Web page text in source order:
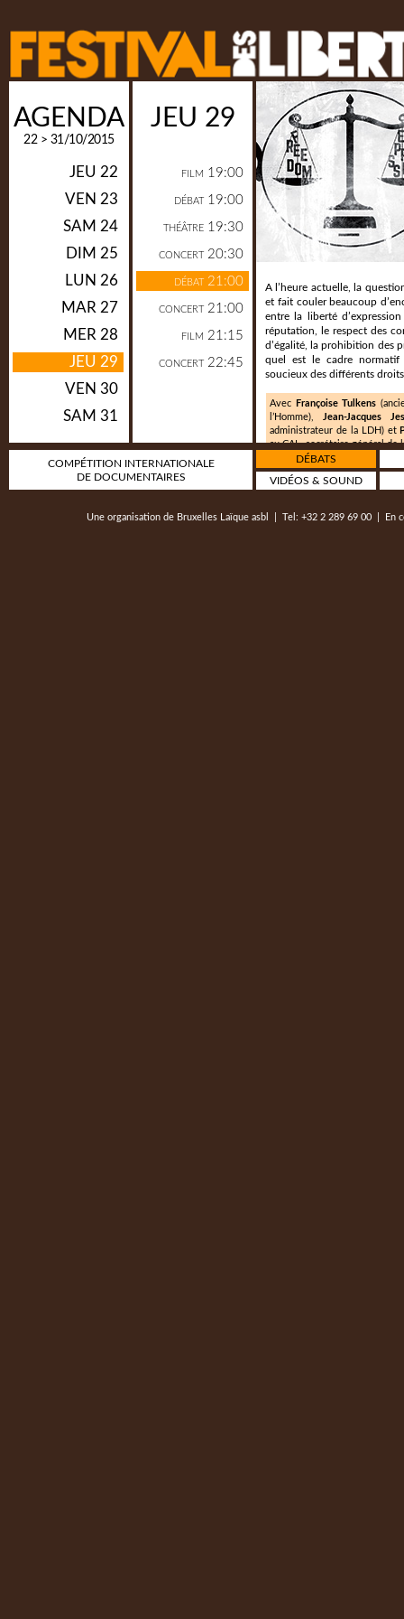
AGENDA
22 > 31/10/2015
JEU 22
VEN 23
SAM 24
DIM 25
LUN 26
MAR 27
MER 28
JEU 29
VEN 30
SAM 31
JEU 29
FILM 19:00
DÉBAT 19:00
THÉÂTRE 19:30
CONCERT 20:30
DÉBAT 21:00
CONCERT 21:00
FILM 21:15
CONCERT 22:45
A l’heure actuelle, la
et fait couler beaucoup
entre la liberté
réputation, le respect des
d’égalité, la prohibition des
quel est le cadre normatif
soucieux des différents
Avec Françoise Tulkens
l’Homme),
Jean-Jacques
administrateur de la LDH) et
au CAL, secrétaire général de
Partenariat : Ligue des droits
COMPÉTITION INTERNATIONALE
DE DOCUMENTAIRES
DÉBATS
VIDÉOS & SOUND
Une organisation de Bruxelles Laïque asbl | Tel: +32 2 289 69 00 | En